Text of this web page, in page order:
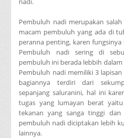
Pembuluh nadi merupakan
macam pembuluh yang ada di
peranna penting, karen
Pembuluh nadi sering di
pembuluh ini berada lebbih
Pembuluh nadi memiliki 3
bagiannya terdiri dari
sepanjang saluranini, hal ini
tugas yang lumayan berat
tekanan yang sanga tinggi
pembuluh nadi diciptakan lebih
lainnya.